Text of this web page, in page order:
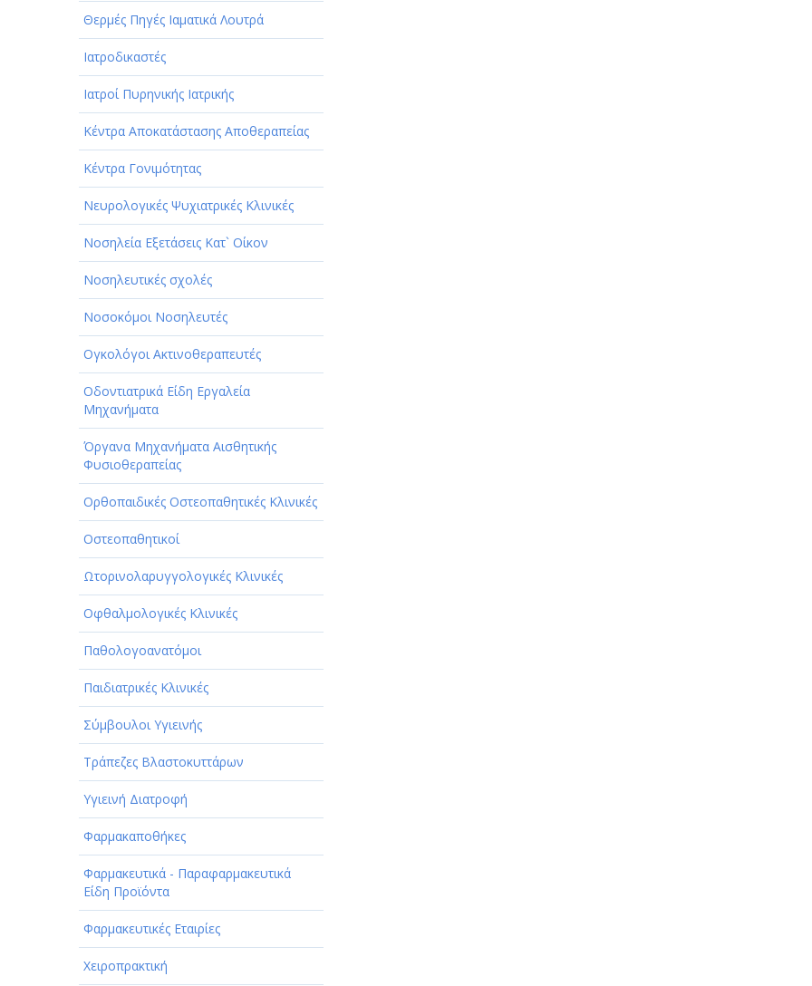
Θερμές Πηγές Ιαματικά Λουτρά
Ιατροδικαστές
Ιατροί Πυρηνικής Ιατρικής
Κέντρα Αποκατάστασης Αποθεραπείας
Κέντρα Γονιμότητας
Νευρολογικές Ψυχιατρικές Κλινικές
Νοσηλεία Εξετάσεις Κατ` Οίκον
Νοσηλευτικές σχολές
Νοσοκόμοι Νοσηλευτές
Ογκολόγοι Ακτινοθεραπευτές
Οδοντιατρικά Είδη Εργαλεία
Μηχανήματα
Όργανα Μηχανήματα Αισθητικής
Φυσιοθεραπείας
Ορθοπαιδικές Οστεοπαθητικές Κλινικές
Οστεοπαθητικοί
Ωτορινολαρυγγολογικές Κλινικές
Οφθαλμολογικές Κλινικές
Παθολογοανατόμοι
Παιδιατρικές Κλινικές
Σύμβουλοι Υγιεινής
Τράπεζες Βλαστοκυττάρων
Υγιεινή Διατροφή
Φαρμακαποθήκες
Φαρμακευτικά - Παραφαρμακευτικά
Είδη Προϊόντα
Φαρμακευτικές Εταιρίες
Χειροπρακτική